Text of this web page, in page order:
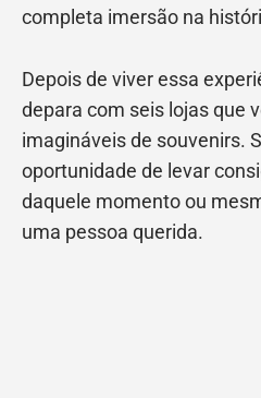
completa imersão na
Depois de viver essa
depara com seis lojas que
imagináveis de souvenirs.
oportunidade de levar
daquele momento ou
uma pessoa querida.